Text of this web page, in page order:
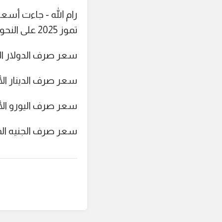
تموز 2025 على النحو التالي:
سعر صرف الدولار
سعر صرف الدينار
سعر صرف اليورو
سعر صرف الجنيه المصري